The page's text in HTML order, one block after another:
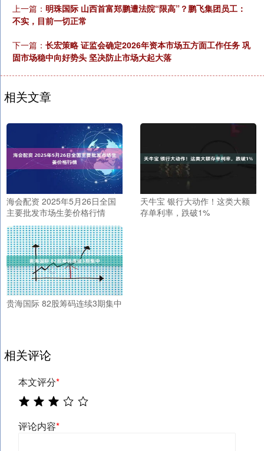
上一篇： 明珠国际 山西首富郑鹏遭法院“限高”？鹏飞集团员工：
不实，目前一切正常
下一篇： 长宏策略 证监会确定2026年资本市场五方面工作任务 巩
固市场稳中向好势头 坚决防止市场大起大落
相关文章
海会配资 2025年5月26日全国
主要批发市场生姜价格行情
天牛宝 银行大动作！这类大额
存单利率，跌破1%
贵海国际 82股筹码连续3期集中
相关评论
本文评分*
评论内容*